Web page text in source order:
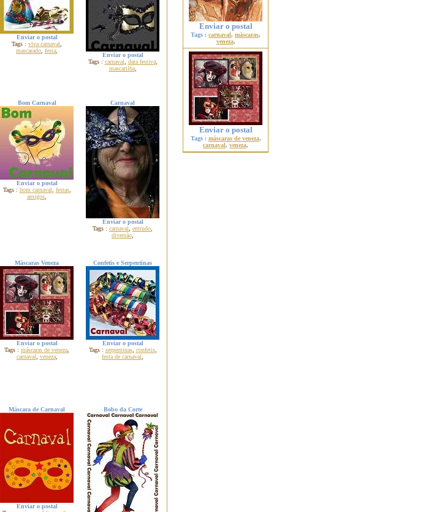
Enviar o postal
Tags : viva carnaval
mascarado festa
Enviar o postal
Tags : carnaval data festiva,
mascarilha,
Bom Carnaval
Enviar o postal
Tags : bom carnaval festas,
amigos
Carnaval
Enviar o postal
Tags : carnaval entrudo
diversão
Máscaras Veneza
Enviar o postal
Tags : máscaras de veneza
carnaval
veneza,
Confetis e Serpentinas
Enviar o postal
Tags : serpentinas, confetis,
festa de carnaval
Máscara de Carnaval
Enviar o postal
Bobo da Corte
Enviar o postal
Tags : carnaval, máscaras,
veneza,
Enviar o postal
Tags : máscaras de veneza,
carnaval, veneza,